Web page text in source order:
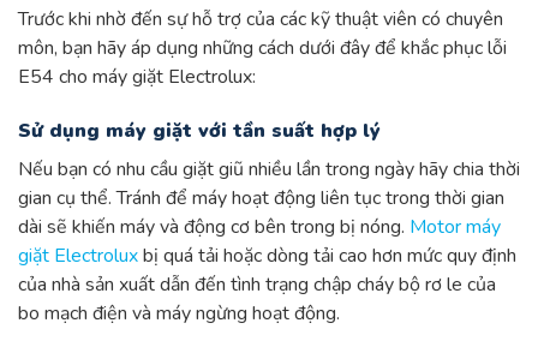
Trước khi nhờ đến sự hỗ trợ của các kỹ thuật viên có chuyên
môn, bạn hãy áp dụng những cách dưới đây để khắc phục lỗi
E54 cho máy giặt Electrolux:
Sử dụng máy giặt với tần suất hợp lý
Nếu bạn có nhu cầu giặt giũ nhiều lần trong ngày hãy chia thời
gian cụ thể. Tránh để máy hoạt động liên tục trong thời gian
dài sẽ khiến máy và động cơ bên trong bị nóng. Motor máy
giặt Electroluxbị quá tải hoặc dòng tải cao hơn mức quy định
của nhà sản xuất dẫn đến tình trạng chập cháy bộ rơ le của
bo mạch điện và máy ngừng hoạt động.